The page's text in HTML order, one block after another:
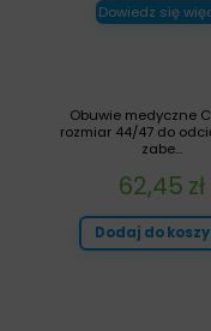
Dowiedz się
Obuwie medyczne
rozmiar 44/47 do
zabe...
62,45 zł
Dodaj do